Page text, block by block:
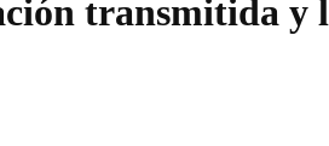
transmitida y